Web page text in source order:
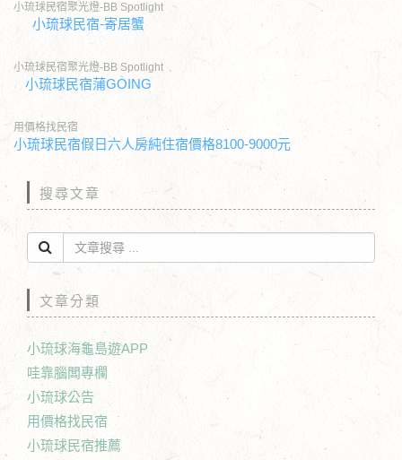
小琉球民宿聚光燈-BB Spotlight
小琉球民宿-寄居蟹
小琉球民宿聚光燈-BB Spotlight
小琉球民宿蒲GOING
用價格找民宿
小琉球民宿假日六人房純住宿價格8100-9000元
搜尋文章
文章分類
小琉球海龜島遊APP
哇靠腦闆專欄
小琉球公告
用價格找民宿
小琉球民宿推薦